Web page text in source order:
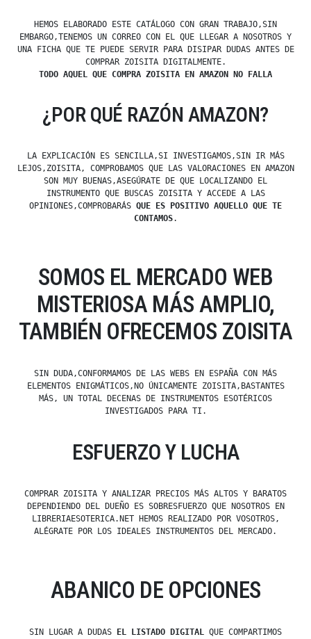
HEMOS ELABORADO ESTE CATÁLOGO CON GRAN TRABAJO,SIN
EMBARGO,TENEMOS UN CORREO CON EL QUE LLEGAR A NOSOTROS Y
UNA FICHA QUE TE PUEDE SERVIR PARA DISIPAR DUDAS ANTES DE
COMPRAR ZOISITA DIGITALMENTE.
TODO AQUEL QUE COMPRA ZOISITA EN AMAZON NO FALLA
¿POR QUÉ RAZÓN AMAZON?
LA EXPLICACIÓN ES SENCILLA,SI INVESTIGAMOS,SIN IR MÁS
LEJOS,ZOISITA, COMPROBAMOS QUE LAS VALORACIONES EN AMAZON
SON MUY BUENAS,ASEGÚRATE DE QUE LOCALIZANDO EL
INSTRUMENTO QUE BUSCAS ZOISITA Y ACCEDE A LAS
OPINIONES,COMPROBARÁS QUE ES POSITIVO AQUELLO QUE TE
CONTAMOS.
SOMOS EL MERCADO WEB
MISTERIOSA MÁS AMPLIO,
TAMBIÉN OFRECEMOS ZOISITA
SIN DUDA,CONFORMAMOS DE LAS WEBS EN ESPAÑA CON MÁS
ELEMENTOS ENIGMÁTICOS,NO ÚNICAMENTE ZOISITA,BASTANTES
MÁS, UN TOTAL DECENAS DE INSTRUMENTOS ESOTÉRICOS
INVESTIGADOS PARA TI.
ESFUERZO Y LUCHA
COMPRAR ZOISITA Y ANALIZAR PRECIOS MÁS ALTOS Y BARATOS
DEPENDIENDO DEL DUEÑO ES SOBRESFUERZO QUE NOSOTROS EN
LIBRERIAESOTERICA.NET HEMOS REALIZADO POR VOSOTROS,
ALÉGRATE POR LOS IDEALES INSTRUMENTOS DEL MERCADO.
ABANICO DE OPCIONES
SIN LUGAR A DUDAS EL LISTADO DIGITAL QUE COMPARTIMOS